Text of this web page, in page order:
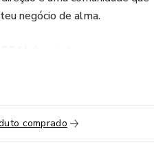
negócio de alma.
e cura interior,
contigo mesma?
comprado